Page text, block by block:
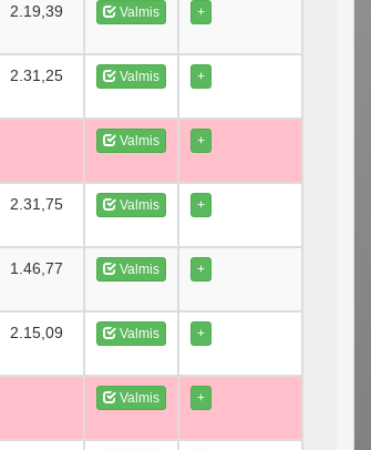
2.19,39 Valmis +
2.31,25 Valmis +
Valmis +
2.31,75 Valmis +
1.46,77 Valmis +
2.15,09 Valmis +
Valmis +